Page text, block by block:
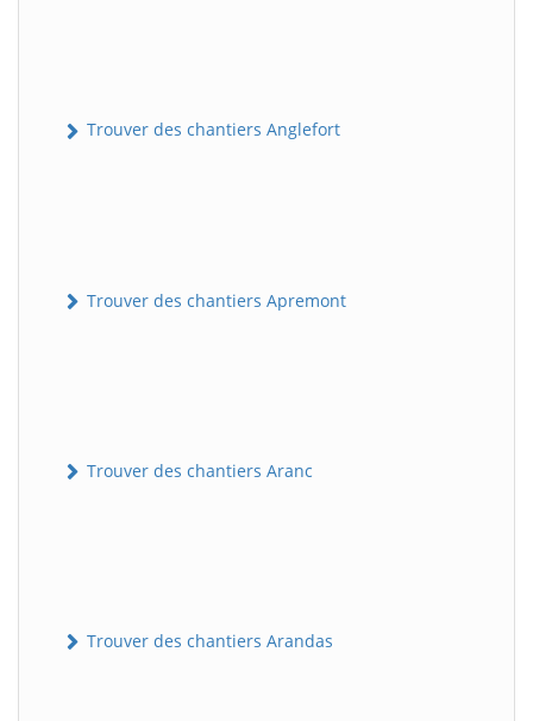
Trouver des chantiers Anglefort
Trouver des chantiers Apremont
Trouver des chantiers Aranc
Trouver des chantiers Arandas